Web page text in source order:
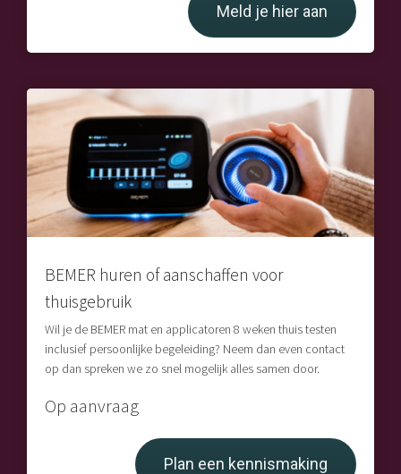
Meld je hier aan
BEMER huren of aanschaffen voor
thuisgebruik
Wil je de BEMER mat en applicatoren 8 weken thuis testen
inclusief persoonlijke begeleiding? Neem dan even contact
op dan spreken we zo snel mogelijk alles samen door.
Op aanvraag
Plan een kennismaking